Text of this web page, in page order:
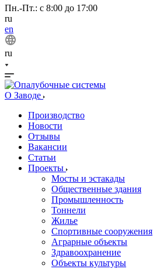
Пн.-Пт.: с 8:00 до 17:00
ru
en
ru
О Заводе
Производство
Новости
Отзывы
Вакансии
Статьи
Проекты
Мосты и эстакады
Общественные здания
Промышленность
Тоннели
Жилье
Спортивные сооружения
Аграрные объекты
Здравоохранение
Объекты культуры